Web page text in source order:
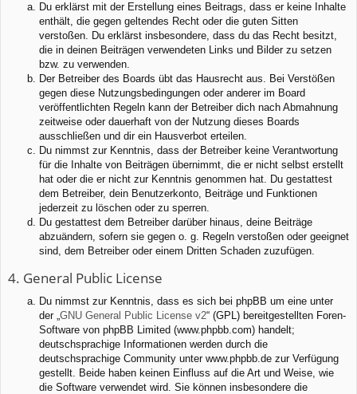
Du erklärst mit der Erstellung eines Beitrags, dass er keine Inhalte
enthält, die gegen geltendes Recht oder die guten Sitten
verstoßen. Du erklärst insbesondere, dass du das Recht besitzt,
die in deinen Beiträgen verwendeten Links und Bilder zu setzen
bzw. zu verwenden.
Der Betreiber des Boards übt das Hausrecht aus. Bei Verstößen
gegen diese Nutzungsbedingungen oder anderer im Board
veröffentlichten Regeln kann der Betreiber dich nach Abmahnung
zeitweise oder dauerhaft von der Nutzung dieses Boards
ausschließen und dir ein Hausverbot erteilen.
Du nimmst zur Kenntnis, dass der Betreiber keine Verantwortung
für die Inhalte von Beiträgen übernimmt, die er nicht selbst erstellt
hat oder die er nicht zur Kenntnis genommen hat. Du gestattest
dem Betreiber, dein Benutzerkonto, Beiträge und Funktionen
jederzeit zu löschen oder zu sperren.
Du gestattest dem Betreiber darüber hinaus, deine Beiträge
abzuändern, sofern sie gegen o. g. Regeln verstoßen oder geeignet
sind, dem Betreiber oder einem Dritten Schaden zuzufügen.
4. General Public License
Du nimmst zur Kenntnis, dass es sich bei phpBB um eine unter
der „ GNU General Public License v2“ (GPL) bereitgestellten Foren-
Software von phpBB Limited (www.phpbb.com) handelt;
deutschsprachige Informationen werden durch die
deutschsprachige Community unter www.phpbb.de zur Verfügung
gestellt. Beide haben keinen Einfluss auf die Art und Weise, wie
die Software verwendet wird. Sie können insbesondere die